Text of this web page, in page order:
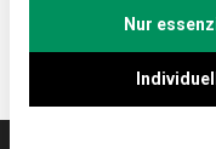
Nur